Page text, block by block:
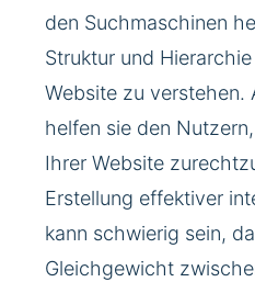
den Suchmaschinen
Struktur und
Website zu verstehen.
helfen sie den
Ihrer Website
Erstellung effektiver
kann schwierig sein,
Gleichgewicht